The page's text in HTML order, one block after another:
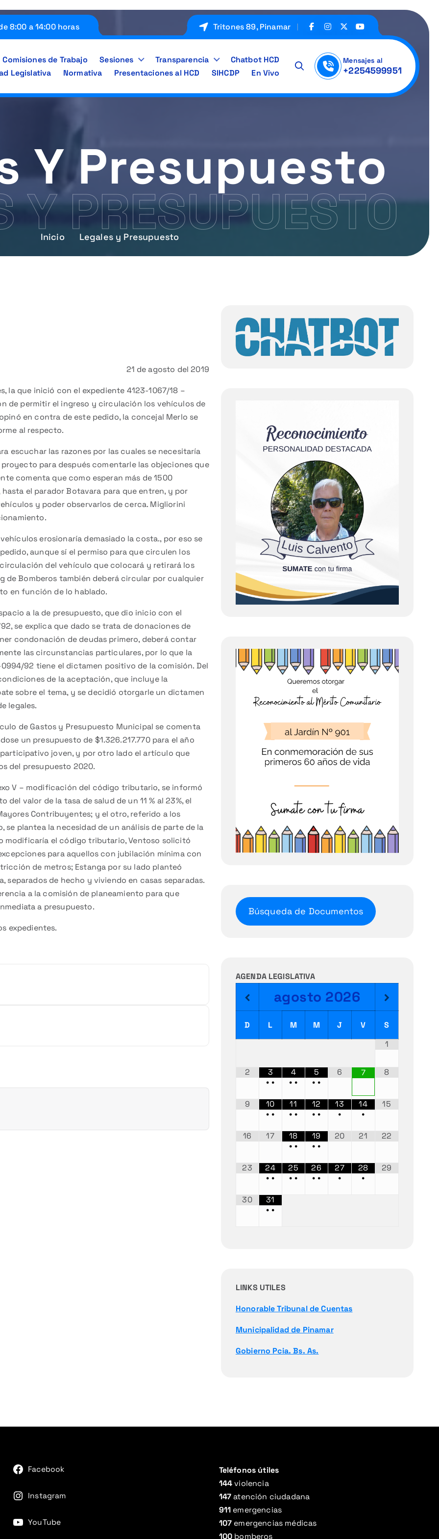
8:00 a 14:00 horas Tritones 89, Pinamar
Comisiones de Trabajo Sesiones Transparencia
Chatbot HCD
Legislativa
Normativa Presentaciones al HCD SIHCDP En Vivo
Mensajes al
+2254599951
Y PRESUPUESTO
Y Presupuesto
Inicio Legales y Presupuesto
21 de agosto del 2019
la que inició con el expediente 4123-1067/18 –
de permitir el ingreso y circulación los vehículos de
en contra de este pedido, la concejal Merlo se
al respecto.
escuchar las razones por las cuales se necesitaría
para después comentarle las objeciones que
comenta que como esperan más de 1500
el parador Botavara para que entren, y por
y poder observarlos de cerca. Migliorini
erosionaría demasiado la costa., por eso se
aunque sí el permiso para que circulen los
del vehículo que colocará y retirará los
de Bomberos también deberá circular por cualquier
en función de lo hablado.
a la de presupuesto, que dio inicio con el
se explica que dado se trata de donaciones de
condonación de deudas primero, deberá contar
las circunstancias particulares, por lo que la
92 tiene el dictamen positivo de la comisión. Del
de la aceptación, que incluye la
sobre el tema, y se decidió otorgarle un dictamen
legales.
de Gastos y Presupuesto Municipal se comenta
un presupuesto de $1.326.217.770 para el año
joven, y por otro lado el artículo que
del presupuesto 2020.
V – modificación del código tributario, se informó
valor de la tasa de salud de un 11 % al 23%, el
Contribuyentes; y el otro, referido a los
plantea la necesidad de un análisis de parte de la
modificaría el código tributario, Ventoso solicitó
para aquellos con jubilación mínima con
de metros; Estanga por su lado planteó
separados de hecho y viviendo en casas separadas.
a la comisión de planeamiento para que
a presupuesto.
expedientes.
Búsqueda de Documentos
AGENDA LEGISLATIVA
agosto 2026
D L M M J V
S
1
2
3
• •
4
• •
5
• •
6 7 8
9
10
• •
11
• •
12
• •
13
•
14
•
15
16 17
18
• •
19
• •
20 21 22
23
24
• •
25
• •
26
• •
27
•
28
•
29
30
31
• •
LINKS UTILES
Honorable Tribunal de Cuentas
Municipalidad de Pinamar
Gobierno Pcia. Bs. As.
Facebook
Instagram
YouTube
Teléfonos útiles
144violencia
147atención ciudadana
911 emergencias
107 emergencias médicas
100 bomberos